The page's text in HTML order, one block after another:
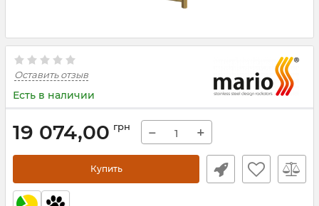
Оставить отзыв
Есть в наличии
19 074,00 грн − +
Купить